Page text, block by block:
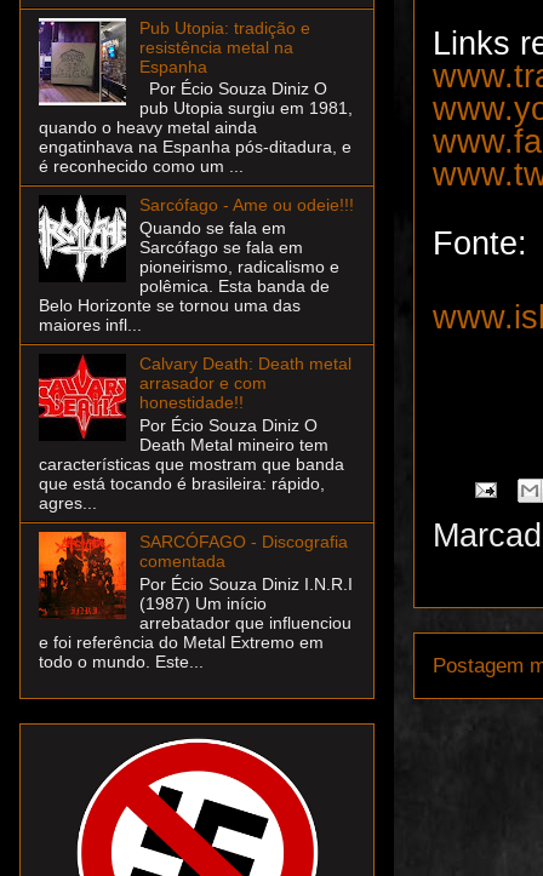
Links
Fonte:
Postagem
Pub Utopia: tradição e
resistência metal na
Espanha
Por Écio Souza Diniz O
pub Utopia surgiu em 1981,
quando o heavy metal ainda
engatinhava na Espanha pós-ditadura, e
é reconhecido como um ...
Sarcófago - Ame ou odeie!!!
Quando se fala em
Sarcófago se fala em
pioneirismo, radicalismo e
polêmica. Esta banda de
Belo Horizonte se tornou uma das
maiores infl...
Calvary Death: Death metal
arrasador e com
honestidade!!
Por Écio Souza Diniz O
Death Metal mineiro tem
características que mostram que banda
que está tocando é brasileira: rápido,
agres...
SARCÓFAGO - Discografia
comentada
Por Écio Souza Diniz I.N.R.I
(1987) Um início
arrebatador que influenciou
e foi referência do Metal Extremo em
todo o mundo. Este...